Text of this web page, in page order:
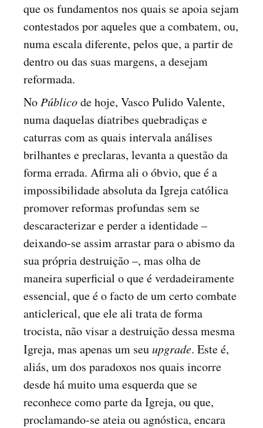
que os fundamentos nos quais se apoia sejam
contestados por aqueles que a combatem, ou,
numa escala diferente, pelos que, a partir de
dentro ou das suas margens, a desejam
reformada.
No Públicode hoje, Vasco Pulido Valente,
numa daquelas diatribes quebradiças e
caturras com as quais intervala análises
brilhantes e preclaras, levanta a questão da
forma errada. Afirma ali o óbvio, que é a
impossibilidade absoluta da Igreja católica
promover reformas profundas sem se
descaracterizar e perder a identidade –
deixando-se assim arrastar para o abismo da
sua própria destruição –, mas olha de
maneira superficial o que é verdadeiramente
essencial, que é o facto de um certo combate
anticlerical, que ele ali trata de forma
trocista, não visar a destruição dessa mesma
Igreja, mas apenas um seuupgrade. Este é,
aliás, um dos paradoxos nos quais incorre
desde há muito uma esquerda que se
reconhece como parte da Igreja, ou que,
proclamando-se ateia ou agnóstica, encara